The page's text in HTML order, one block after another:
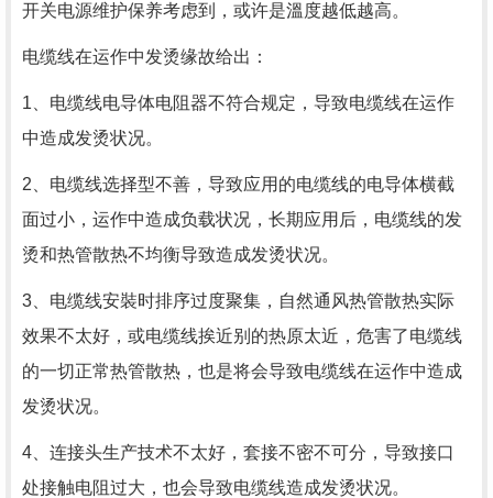
开关电源维护保养考虑到，或许是溫度越低越高。
电缆线在运作中发烫缘故给出：
1、电缆线电导体电阻器不符合规定，导致电缆线在运作
中造成发烫状况。
2、电缆线选择型不善，导致应用的电缆线的电导体横截
面过小，运作中造成负载状况，长期应用后，电缆线的发
烫和热管散热不均衡导致造成发烫状况。
3、电缆线安裝时排序过度聚集，自然通风热管散热实际
效果不太好，或电缆线挨近别的热原太近，危害了电缆线
的一切正常热管散热，也是将会导致电缆线在运作中造成
发烫状况。
4、连接头生产技术不太好，套接不密不可分，导致接口
处接触电阻过大，也会导致电缆线造成发烫状况。